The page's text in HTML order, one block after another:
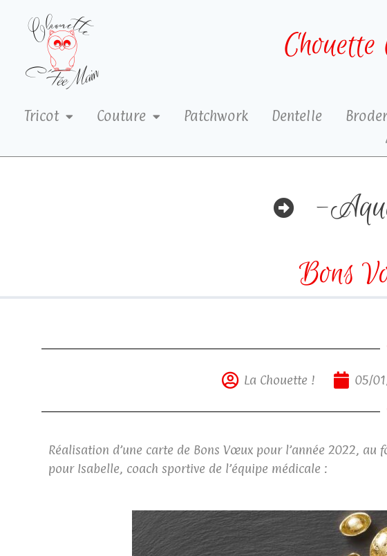
Tricot Couture Patchwork Dentelle
-
Bons
La Chouette ! 05/
Réalisation d’une carte de Bons Vœux pour l’année 2022,
pour Isabelle, coach sportive de l’équipe médicale :